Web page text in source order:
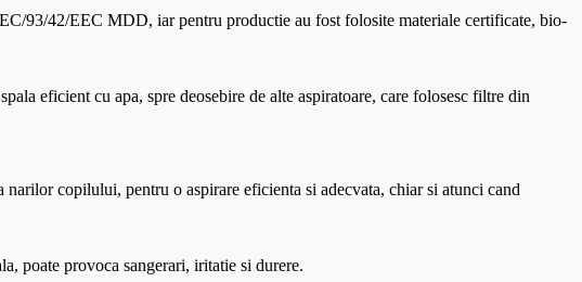
93/42/EEC MDD, iar pentru productie au fost folosite materiale certificate, bio-
eficient cu apa, spre deosebire de alte aspiratoare, care folosesc filtre din
copilului, pentru o aspirare eficienta si adecvata, chiar si atunci cand
poate provoca sangerari, iritatie si durere.